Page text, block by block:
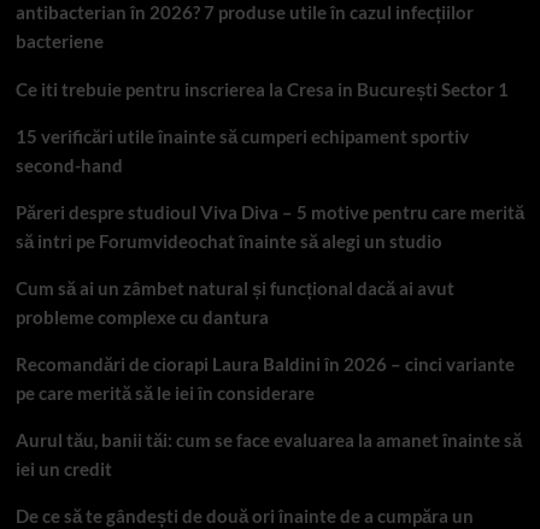
antibacterian în 2026? 7 produse utile în cazul infecțiilor
bacteriene
Ce iti trebuie pentru inscrierea la Cresa in București Sector 1
15 verificări utile înainte să cumperi echipament sportiv
second-hand
Păreri despre studioul Viva Diva – 5 motive pentru care merită
să intri pe Forumvideochat înainte să alegi un studio
Cum să ai un zâmbet natural și funcțional dacă ai avut
probleme complexe cu dantura
Recomandări de ciorapi Laura Baldini în 2026 – cinci variante
pe care merită să le iei în considerare
Aurul tău, banii tăi: cum se face evaluarea la amanet înainte să
iei un credit
De ce să te gândești de două ori înainte de a cumpăra un